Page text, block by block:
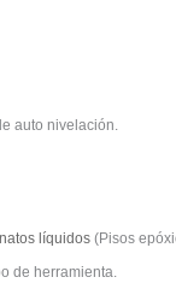
auto nivelación.
líquidos (Pisos
de herramienta.